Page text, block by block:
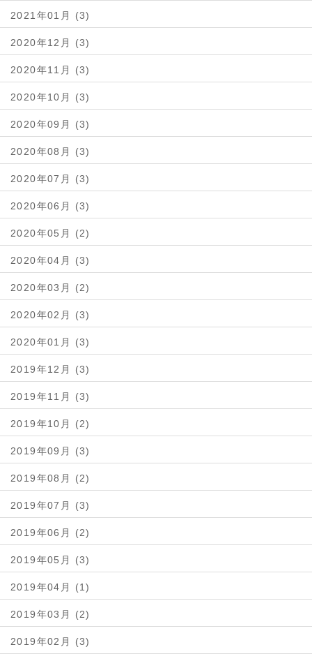
2021年01月 (3)
2020年12月 (3)
2020年11月 (3)
2020年10月 (3)
2020年09月 (3)
2020年08月 (3)
2020年07月 (3)
2020年06月 (3)
2020年05月 (2)
2020年04月 (3)
2020年03月 (2)
2020年02月 (3)
2020年01月 (3)
2019年12月 (3)
2019年11月 (3)
2019年10月 (2)
2019年09月 (3)
2019年08月 (2)
2019年07月 (3)
2019年06月 (2)
2019年05月 (3)
2019年04月 (1)
2019年03月 (2)
2019年02月 (3)